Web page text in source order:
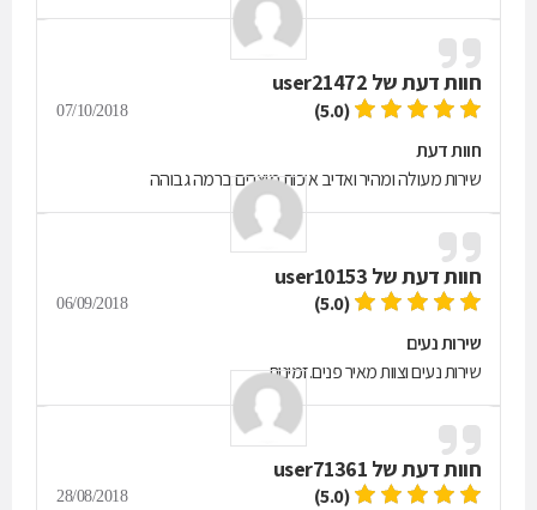
חוות דעת של user21472
(5.0)
07/10/2018
חוות דעת
שירות מעולה ומהיר ואדיב איכות מוצרים ברמה גבוהה
חוות דעת של user10153
(5.0)
06/09/2018
שירות נעים
שירות נעים וצוות מאיר פנים.זמינות
חוות דעת של user71361
(5.0)
28/08/2018